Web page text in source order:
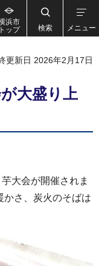
浜市
トップ
検索 メニュー
更新日 2026年2月17日
大盛り上
大会が開催されま
かさ、炭火のそばは